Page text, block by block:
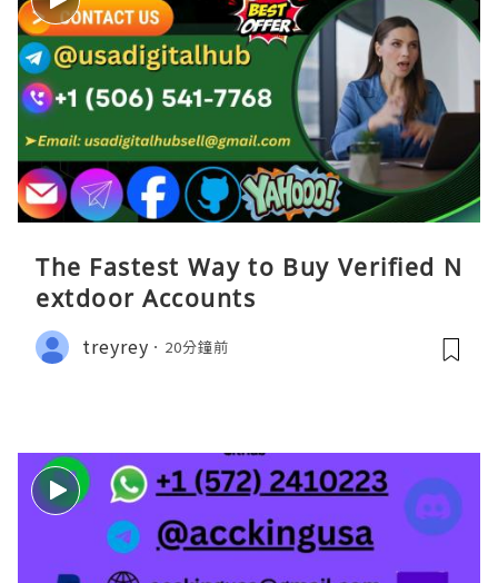
The Fastest Way to Buy Verified N
extdoor Accounts
treyrey 20分鐘前